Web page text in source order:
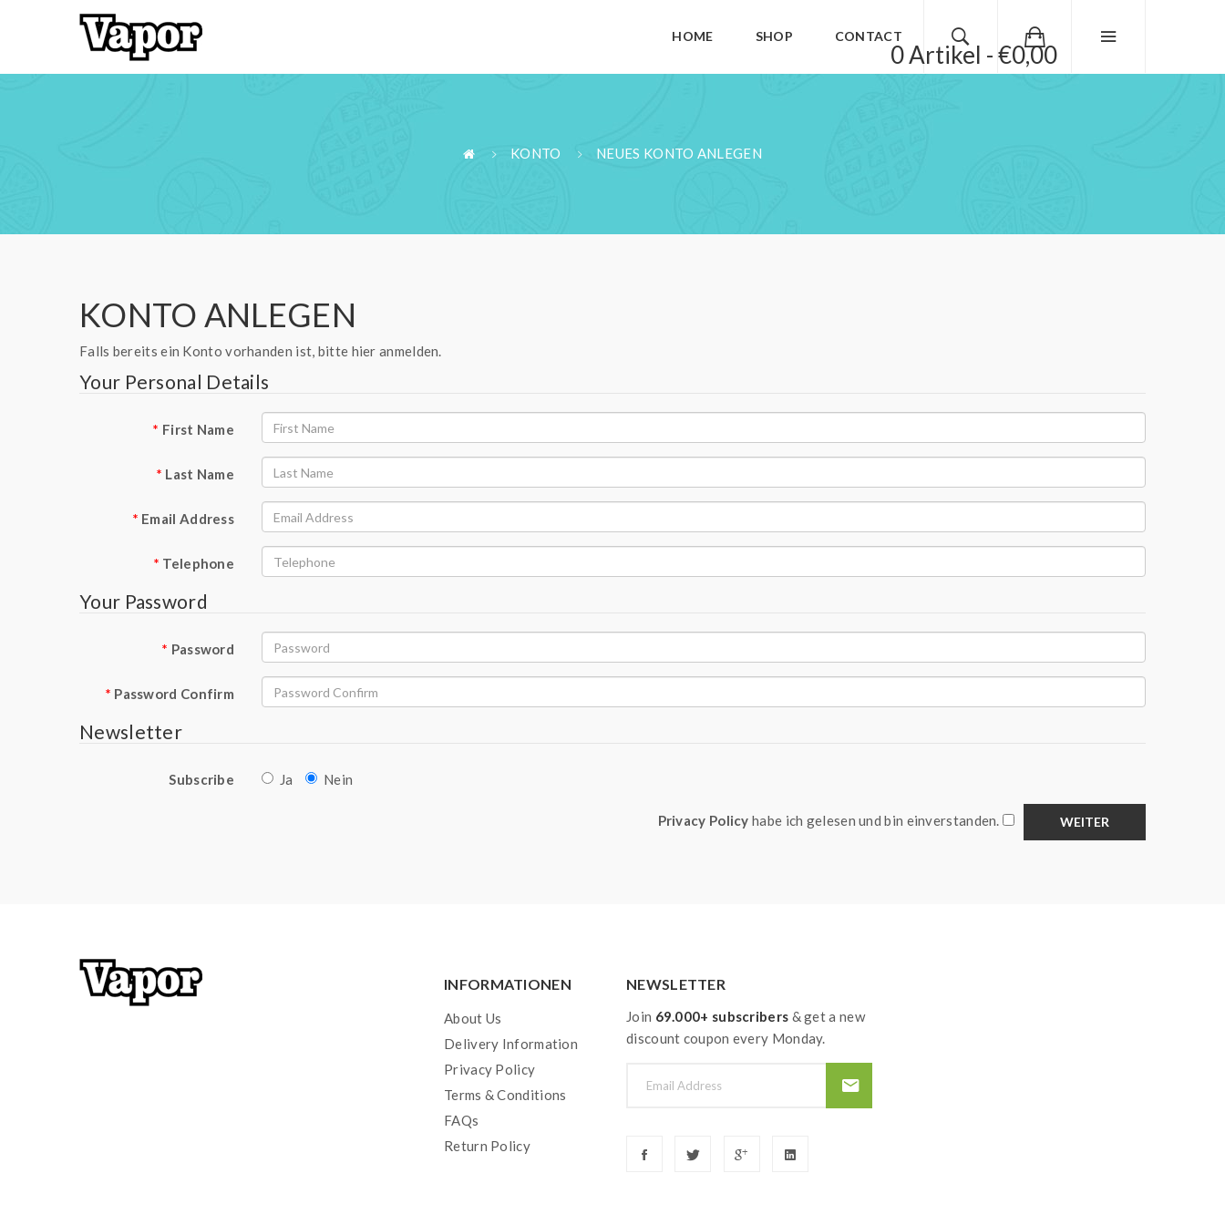
0 Artikel - €0,00
HOME SHOP CONTACT
KONTO NEUES KONTO ANLEGEN
KONTO ANLEGEN
Falls bereits ein Konto vorhanden ist, bitte hier anmelden.
Your Personal Details
First Name
Last Name
Email Address
Telephone
Your Password
Password
Password Confirm
Newsletter
Subscribe Ja Nein
Privacy Policy habe ich gelesen und bin einverstanden.
INFORMATIONEN
About Us
Delivery Information
Privacy Policy
Terms & Conditions
FAQs
Return Policy
NEWSLETTER
Join 69.000+ subscribers & get a new
discount coupon every Monday.